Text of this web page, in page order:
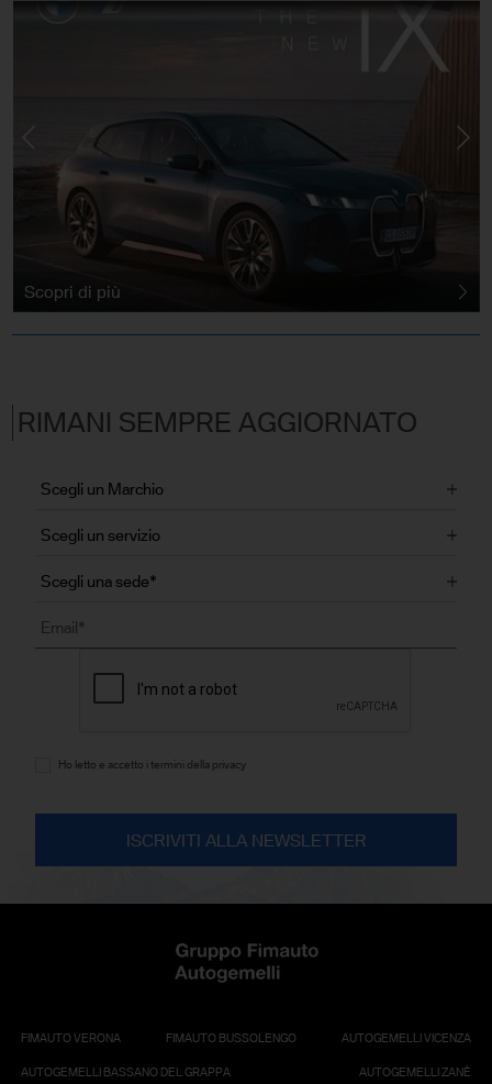
Scopri di più
RIMANI SEMPRE AGGIORNATO
Ho letto e accetto i termini della privacy
FIMAUTO VERONA FIMAUTO BUSSOLENGO AUTOGEMELLI VICENZA
AUTOGEMELLI BASSANO DEL GRAPPA AUTOGEMELLI ZANÈ